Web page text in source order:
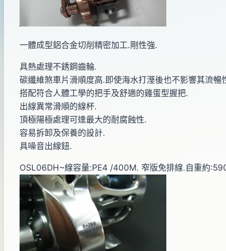
月
15
日
一體成型鋁合金切削精密加工.剛性強.
具熱處理不銹鋼齒輪.
碳纖維煞車片滑順度高.即使海水打溼後也不影響其流暢
搭配符合人體工學的把手及舒適的雞蛋型握把.
出線異常滑順的線杯.
頂極陽極處理可達最大的耐腐蝕性.
容易拆卸及保養的設計.
具噪音出線鈕.
OSL06DH~線容量:PE4 /400M. 窄版免排線.自重約